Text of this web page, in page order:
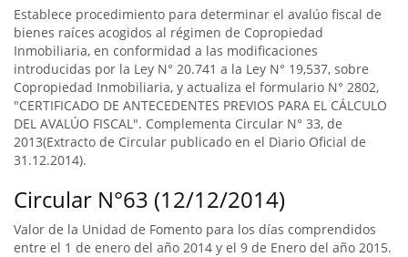
Establece procedimiento para determinar el avalúo fiscal de
bienes raíces acogidos al régimen de Copropiedad
Inmobiliaria, en conformidad a las modificaciones
introducidas por la Ley N° 20.741 a la Ley N° 19,537, sobre
Copropiedad Inmobiliaria, y actualiza el formulario N° 2802,
"CERTIFICADO DE ANTECEDENTES PREVIOS PARA EL CÁLCULO
DEL AVALÚO FISCAL". Complementa Circular N° 33, de
2013(Extracto de Circular publicado en el Diario Oficial de
31.12.2014).
Circular N°63 (12/12/2014)
Valor de la Unidad de Fomento para los días comprendidos
entre el 1 de enero del año 2014 y el 9 de Enero del año 2015.